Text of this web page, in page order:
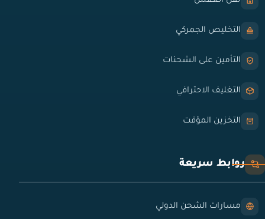
التخليص الجمركي
التأمين على الشحنات
التغليف الاحترافي
التخزين المؤقت
روابط سريعة
مسارات الشحن الدولي